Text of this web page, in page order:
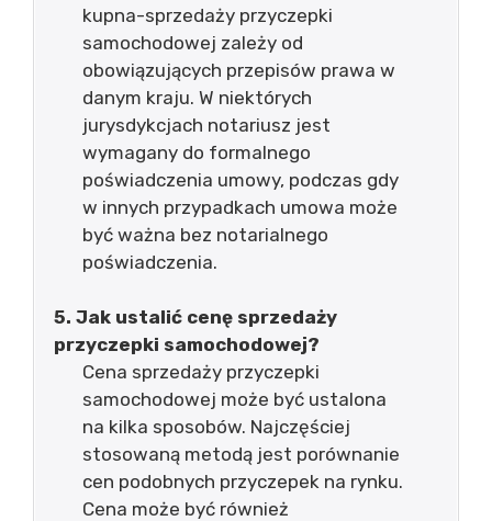
kupna-sprzedaży przyczepki
samochodowej zależy od
obowiązujących przepisów prawa w
danym kraju. W niektórych
jurysdykcjach notariusz jest
wymagany do formalnego
poświadczenia umowy, podczas gdy
w innych przypadkach umowa może
być ważna bez notarialnego
poświadczenia.
5. Jak ustalić cenę sprzedaży
przyczepki samochodowej?
Cena sprzedaży przyczepki
samochodowej może być ustalona
na kilka sposobów. Najczęściej
stosowaną metodą jest porównanie
cen podobnych przyczepek na rynku.
Cena może być również